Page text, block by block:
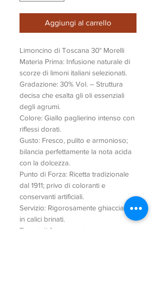
Aggiungi al carrello
Limoncino di Toscana 30° Morelli
​Materia Prima: Infusione naturale di
scorze di limoni italiani selezionati.
​Gradazione: 30% Vol. – Struttura
decisa che esalta gli oli essenziali
degli agrumi.
​Colore: Giallo paglierino intenso con
riflessi dorati.
​Gusto: Fresco, pulito e armonioso;
bilancia perfettamente la nota acida
con la dolcezza.
​Punto di Forza: Ricetta tradizionale
dal 1911; privo di coloranti e
conservanti artificiali.
​Servizio: Rigorosamente ghiacciato o
in calici brinati.
​Target: Il fine pasto toscano per